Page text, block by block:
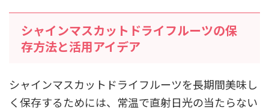
シャインマスカットドライフルーツの保
存方法と活用アイデア
シャインマスカットドライフルーツを長期間美味し
く保存するためには、常温で直射日光の当たらない